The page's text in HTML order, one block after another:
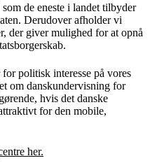
de eneste i landet tilbyder
Derudover afholder vi
der giver mulighed for at opnå
politisk interesse på vores
om danskundervisning for
hvis det danske
for den mobile,
her.